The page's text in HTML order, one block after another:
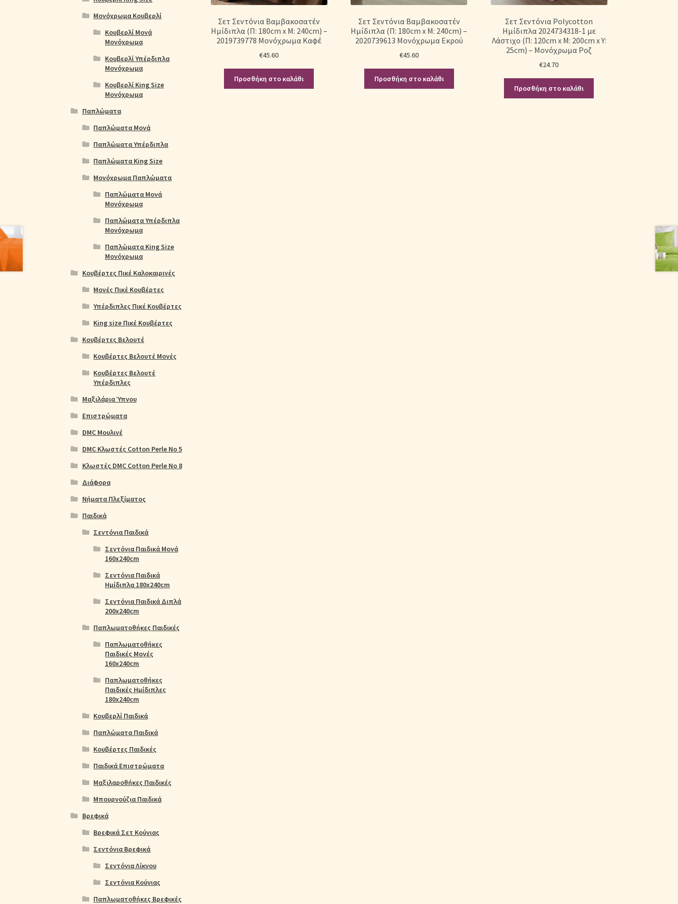
Σετ Σεντόνια Βαμβακοσατέν
Ημίδιπλα (Π: 180cm x Μ: 240cm) –
2019739778 Μονόχρωμα Καφέ
€45.60
Προσθήκη στο καλάθι
Σετ Σεντόνια Βαμβακοσατέν
Ημίδιπλα (Π: 180cm x Μ: 240cm) –
2020739613 Μονόχρωμα Εκρού
€45.60
Προσθήκη στο καλάθι
Σετ Σεντόνια Polycotton
Ημίδιπλα 2024734318-1 με
Λάστιχο (Π: 120cm x Μ: 200cm x Υ:
25cm) – Μονόχρωμα Ροζ
€24.70
Προσθήκη στο καλάθι
Μονόχρωμα Κουβερλί
Κουβερλί Μονά
Μονόχρωμα
Κουβερλί Υπέρδιπλα
Μονόχρωμα
Κουβερλί King Size
Μονόχρωμα
Παπλώματα
Παπλώματα Μονά
Παπλώματα Υπέρδιπλα
Παπλώματα King Size
Μονόχρωμα Παπλώματα
Παπλώματα Μονά
Μονόχρωμα
Παπλώματα Υπέρδιπλα
Μονόχρωμα
Παπλώματα King Size
Μονόχρωμα
Κουβέρτες Πικέ Καλοκαιρινές
Μονές Πικέ Κουβέρτες
Υπέρδιπλες Πικέ Κουβέρτες
King size Πικέ Κουβέρτες
Κουβέρτες Βελουτέ
Κουβέρτες Βελουτέ Μονές
Κουβέρτες Βελουτέ
Υπέρδιπλες
Μαξιλάρια Ύπνου
Επιστρώματα
DMC Μουλινέ
DMC Κλωστές Cotton Perle No 5
Κλωστές DMC Cotton Perle No 8
Διάφορα
Νήματα Πλεξίματος
Παιδικά
Σεντόνια Παιδικά
Σεντόνια Παιδικά Μονά
160x240cm
Σεντόνια Παιδικά
Ημίδιπλα 180x240cm
Σεντόνια Παιδικά Διπλά
200x240cm
Παπλωματοθήκες Παιδικές
Παπλωματοθήκες
Παιδικές Μονές
160x240cm
Παπλωματοθήκες
Παιδικές Ημίδιπλες
180x240cm
Κουβερλί Παιδικά
Παπλώματα Παιδικά
Κουβέρτες Παιδικές
Παιδικά Επιστρώματα
Μαξιλαροθήκες Παιδικές
Μπουρνούζια Παιδικά
Βρεφικά
Βρεφικά Σετ Κούνιας
Σεντόνια Βρεφικά
Σεντόνια Λίκνου
Σεντόνια Κούνιας
Παπλωματοθήκες Βρεφικές